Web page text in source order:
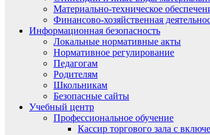
Материально-техническое
Финансово-хозяйственная
Информационная безопасность
Локальные нормативные акты
Нормативное регулирование
Педагогам
Родителям
Школьникам
Безопасные сайты
Учебный центр
Профессиональное обучение
Кассир торгового зала с